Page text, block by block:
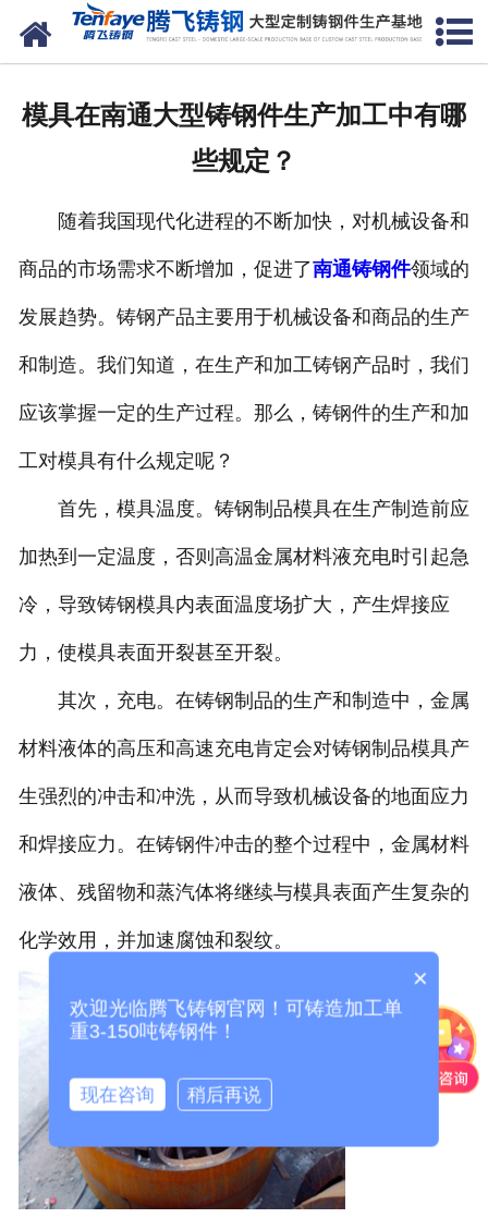
网站首页
生产能力
联系我们
模具在南通大型铸钢件生产加工中有哪
些规定？
随着我国现代化进程的不断加快，对机械设备和
商品的市场需求不断增加，促进了南通铸钢件领域的
发展趋势。铸钢产品主要用于机械设备和商品的生产
和制造。我们知道，在生产和加工铸钢产品时，我们
应该掌握一定的生产过程。那么，铸钢件的生产和加
工对模具有什么规定呢？
首先，模具温度。铸钢制品模具在生产制造前应
加热到一定温度，否则高温金属材料液充电时引起急
冷，导致铸钢模具内表面温度场扩大，产生焊接应
力，使模具表面开裂甚至开裂。
其次，充电。在铸钢制品的生产和制造中，金属
材料液体的高压和高速充电肯定会对铸钢制品模具产
生强烈的冲击和冲洗，从而导致机械设备的地面应力
和焊接应力。在铸钢件冲击的整个过程中，金属材料
液体、残留物和蒸汽体将继续与模具表面产生复杂的
化学效用，并加速腐蚀和裂纹。
×
欢迎光临腾飞铸钢官网！可铸造加工单
重3-150吨铸钢件！
现在咨询 稍后再说